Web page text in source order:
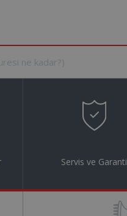
Servis ve Garanti